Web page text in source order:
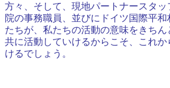
方々、そして、現地パートナースタ
院の事務職員、並びにドイツ国際平和
たちが、私たちの活動の意味をきち
共に活動していけるからこそ、これ
けるでしょう。